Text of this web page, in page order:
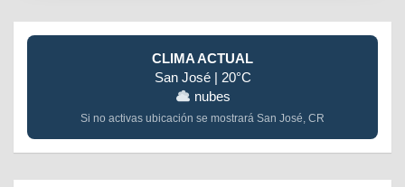
CLIMA ACTUAL
San José | 20°C
nubes
Si no activas ubicación se mostrará San José, CR